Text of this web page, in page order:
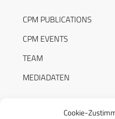
Cookie-
CPM PUBLICATIONS
CPM EVENTS
TEAM
MEDIADATEN